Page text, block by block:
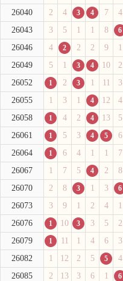
26040
2 4 3 4 7 4
26043
3 5 1 1 8 6
26046 4 2 2 2 9 1
26049
5 1 3 4 10 2
26052
1 2 3 1 11 3
26055
1 3 1 4 12 4
26058
1 4 2 4 13 5
26061
1 5 3 4 5 6
26064
1 6 4 1 1 7
26067
1 7 5 4 2 8
26070
2 8 3 1 3 6
26073
3 9 1 2 4 1
26076
1 10 3 3 5 2
26079
1 11 1 4 6 3
26082 1 12 2 5 5 4
26085
2 13 3 6 1 6